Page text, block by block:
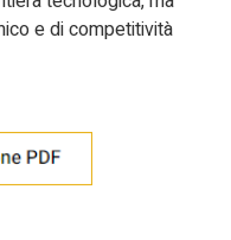
e di competitività